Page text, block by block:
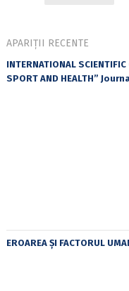
APARIȚII RECENTE
INTERNATIONAL SCIENTIFIC
SPORT AND HEALTH”
EROAREA ȘI FACTORUL